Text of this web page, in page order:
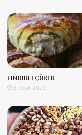
FINDIKLI ÇÖREK
8 Ocak 2023